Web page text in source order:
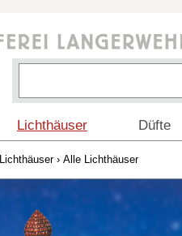
Lichthäuser Düfte
Lichthäuser› Alle Lichthäuser